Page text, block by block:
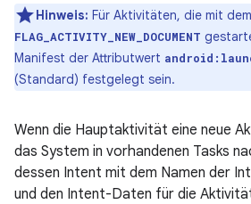
Hinweis: Für Aktivitäten, die mit
FLAG_ACTIVITY_NEW_DOCUMENT
Manifest der Attributwert
(Standard) festgelegt sein.
Wenn die Hauptaktivität eine neue
das System in vorhandenen Tasks
dessen Intent mit dem Namen der
und den Intent-Daten für die